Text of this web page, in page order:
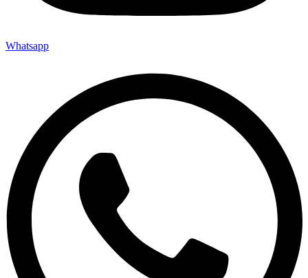
Whatsapp